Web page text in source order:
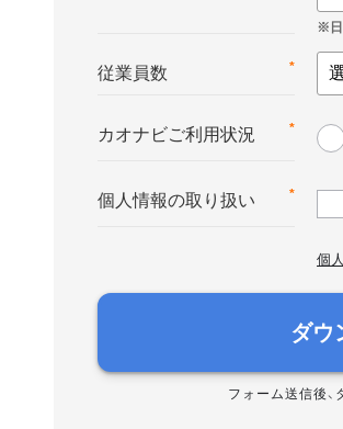
*
従業員数
*
カオナビご利用状況
*
個人情報の取り扱い
個
ダウ
フォーム送信後